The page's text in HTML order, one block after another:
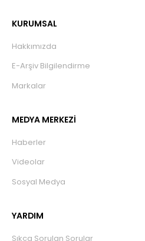
KURUMSAL
Hakkımızda
E-Arşiv Bilgilendirme
Markalar
MEDYA MERKEZİ
Haberler
Videolar
Sosyal Medya
YARDIM
Sıkça Sorulan Sorular